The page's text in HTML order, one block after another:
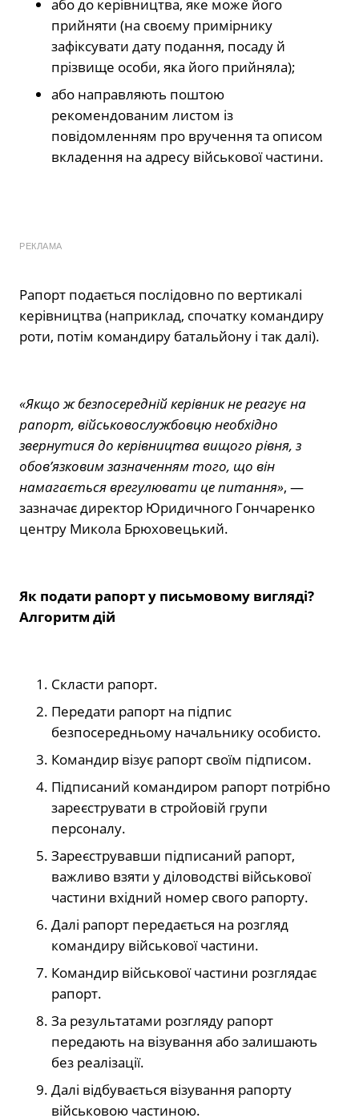
або до керівництва, яке може його
прийняти (на своєму примірнику
зафіксувати дату подання, посаду й
прізвище особи, яка його прийняла);
або направляють поштою
рекомендованим листом із
повідомленням про вручення та описом
вкладення на адресу військової частини.
РЕКЛАМА
Рапорт подається послідовно по вертикалі
керівництва (наприклад, спочатку командиру
роти, потім командиру батальйону і так далі).
«Якщо ж безпосередній керівник не реагує на
рапорт, військовослужбовцю необхідно
звернутися до керівництва вищого рівня, з
обов’язковим зазначенням того, що він
намагається врегулювати це питання», —
зазначає директор Юридичного Гончаренко
центру Микола Брюховецький.
Як подати рапорт у письмовому вигляді?
Алгоритм дій
Скласти рапорт.
Передати рапорт на підпис
безпосередньому начальнику особисто.
Командир візує рапорт своїм підписом.
Підписаний командиром рапорт потрібно
зареєструвати в стройовій групи
персоналу.
Зареєструвавши підписаний рапорт,
важливо взяти у діловодстві військової
частини вхідний номер свого рапорту.
Далі рапорт передається на розгляд
командиру військової частини.
Командир військової частини розглядає
рапорт.
За результатами розгляду рапорт
передають на візування або залишають
без реалізації.
Далі відбувається візування рапорту
військовою частиною.